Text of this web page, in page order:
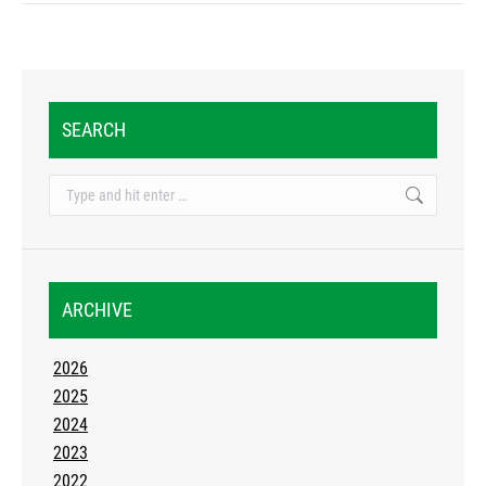
SEARCH
Search:
ARCHIVE
2026
2025
2024
2023
2022